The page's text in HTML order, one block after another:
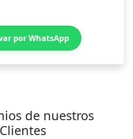
por WhatsApp
de nuestros
Clientes